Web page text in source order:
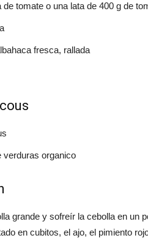
de tomate o una lata de 400 g de
fresca, rallada
verduras organico
grande y sofreír la cebolla en un
en cubitos, el ajo, el pimiento